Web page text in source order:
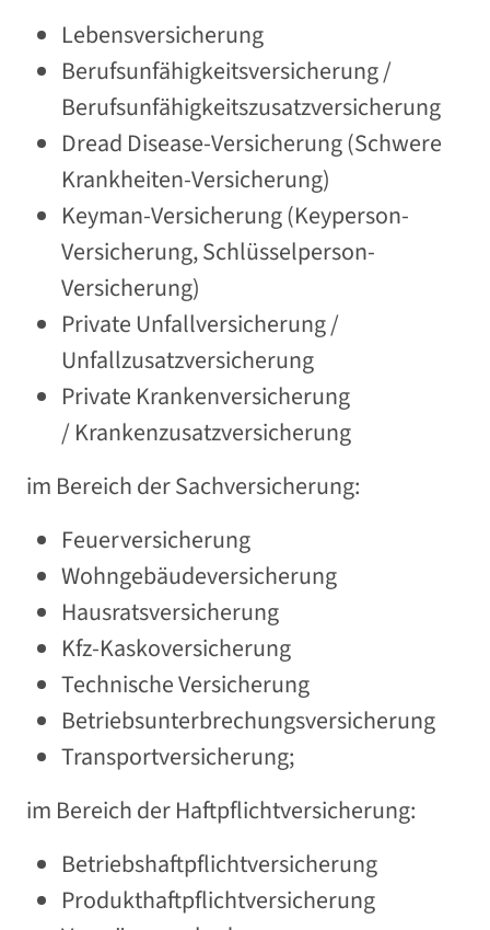
Lebensversicherung
Berufsunfähigkeitsversicherung /
Berufsunfähigkeitszusatzversicherung
Dread Disease-Versicherung (Schwere
Krankheiten-Versicherung)
Keyman-Versicherung (Keyperson-
Versicherung, Schlüsselperson-
Versicherung)
Private Unfallversicherung /
Unfallzusatzversicherung
Private Krankenversicherung
/ Krankenzusatzversicherung
im Bereich der Sachversicherung:
Feuerversicherung
Wohngebäudeversicherung
Hausratsversicherung
Kfz-Kaskoversicherung
Technische Versicherung
Betriebsunterbrechungsversicherung
Transportversicherung;
im Bereich der Haftpflichtversicherung:
Betriebshaftpflichtversicherung
Produkthaftpflichtversicherung